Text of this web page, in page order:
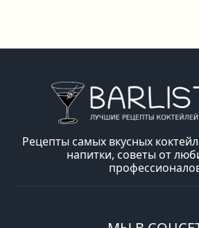
Рецепты самых вкусных
напитки, советы от